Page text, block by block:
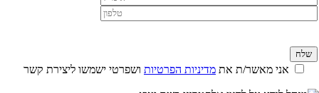
אני מאשר/ת את מדיניות הפרטיות ושפרטי ישמשו ליצירת קשר